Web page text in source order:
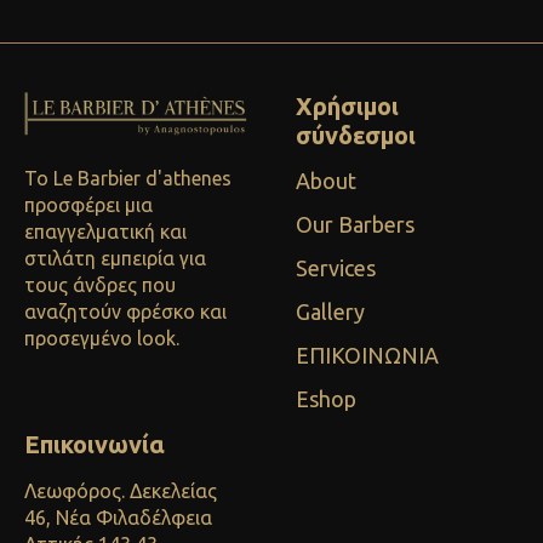
Το Le Barbier d'athenes
προσφέρει μια
επαγγελματική και
στιλάτη εμπειρία για
τους άνδρες που
αναζητούν φρέσκο και
προσεγμένο look.
Χρήσιμοι
σύνδεσμοι
About
Our Barbers
Services
Gallery
ΕΠΙΚΟΙΝΩΝΙΑ
Eshop
Επικοινωνία
Λεωφόρος. Δεκελείας
46, Νέα Φιλαδέλφεια